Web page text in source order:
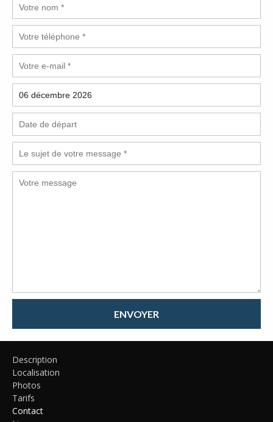
ENVOYER
Description
Localisation
Photos
Tarifs
Contact